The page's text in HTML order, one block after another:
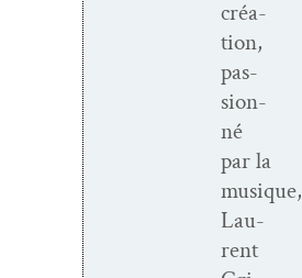
créa­
tion,
pas­
sion­
né
par la
musique,
Lau­
rent